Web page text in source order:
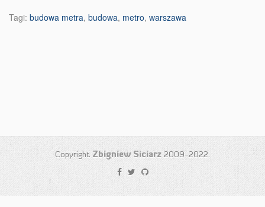
Tagi: budowa metra, budowa, metro, warszawa
Copyright Zbigniew Siciarz 2009-2022.